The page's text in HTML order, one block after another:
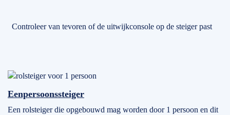
Controleer van tevoren of de uitwijkconsole op de steiger past
Eenpersoonssteiger
Een rolsteiger die opgebouwd mag worden door 1 persoon en dit